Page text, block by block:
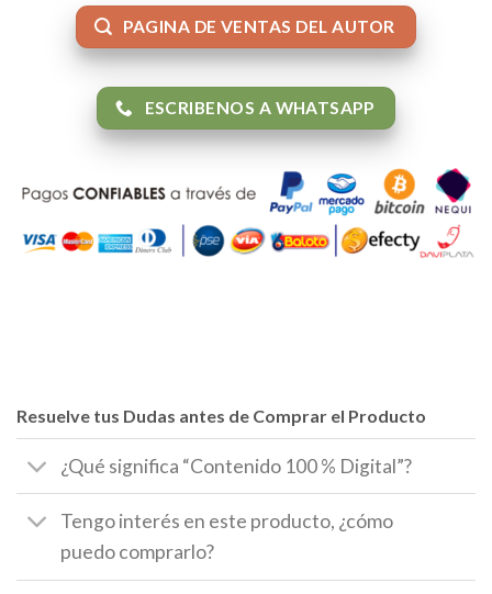
PAGINA DE VENTAS DEL AUTOR
ESCRIBENOS A WHATSAPP
Resuelve tus Dudas antes de Comprar el Producto
¿Qué significa “Contenido 100 % Digital”?
Tengo interés en este producto, ¿cómo
puedo comprarlo?